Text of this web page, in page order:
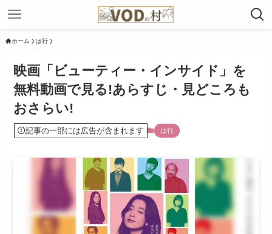
ホーム は行
映画「ビューティー・インサイド」を
無料動画で見る!あらすじ・見どころも
おさらい!
記事の一部には広告が含まれます は行